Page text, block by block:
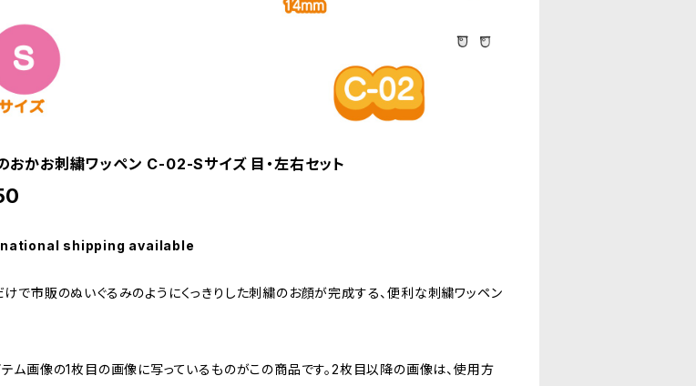
おかお刺繍ワッペン C-02-Sサイズ 目・左右セット
shipping available
けで市販のぬいぐるみのようにくっきりした刺繍のお顔が完成する、便利な刺繍ワッペン
ム画像の1枚目の画像に写っているものがこの商品です。2枚目以降の画像は、使用方